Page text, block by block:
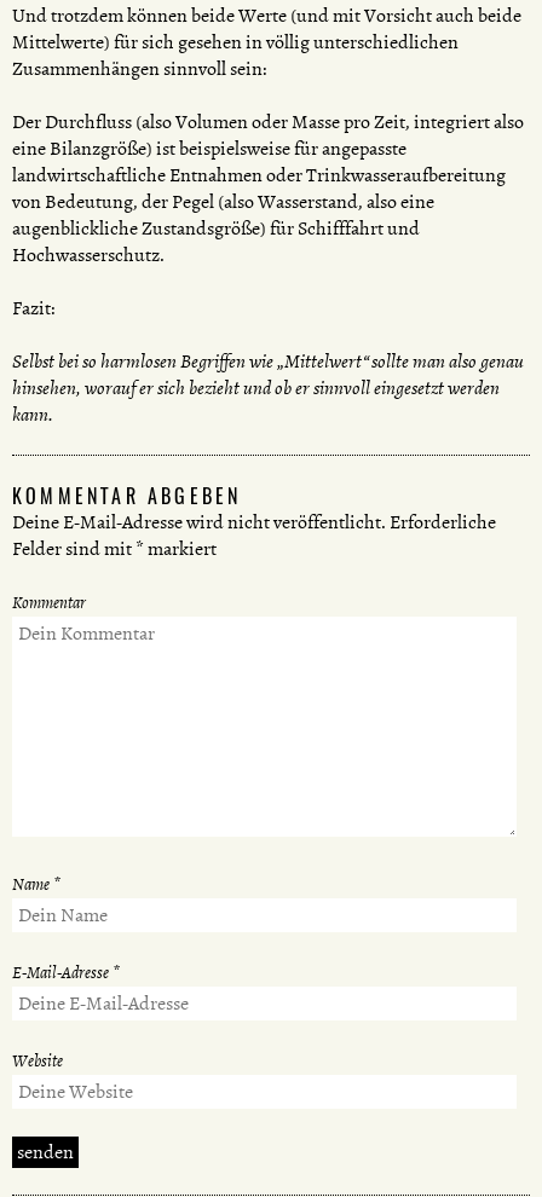
Und trotzdem können beide Werte (und mit Vorsicht auch beide
Mittelwerte) für sich gesehen in völlig unterschiedlichen
Zusammenhängen sinnvoll sein:
Der Durchfluss (also Volumen oder Masse pro Zeit, integriert also
eine Bilanzgröße) ist beispielsweise für angepasste
landwirtschaftliche Entnahmen oder Trinkwasseraufbereitung
von Bedeutung, der Pegel (also Wasserstand, also eine
augenblickliche Zustandsgröße) für Schifffahrt und
Hochwasserschutz.
Fazit:
Selbst bei so harmlosen Begriffen wie „Mittelwert“ sollte man also genau
hinsehen, worauf er sich bezieht und ob er sinnvoll eingesetzt werden
kann.
KOMMENTAR ABGEBEN
Deine E-Mail-Adresse wird nicht veröffentlicht. Erforderliche
Felder sind mit*markiert
Kommentar
Name *
E-Mail-Adresse *
Website